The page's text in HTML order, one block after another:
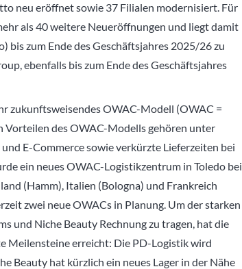
neu eröffnet sowie 37 Filialen modernisiert. Für
als 40 weitere Neueröffnungen und liegt damit
bis zum Ende des Geschäftsjahres 2025/26 zu
ebenfalls bis zum Ende des Geschäftsjahres
zukunftsweisendes OWAC-Modell (OWAC =
Vorteilen des OWAC-Modells gehören unter
E-Commerce sowie verkürzte Lieferzeiten bei
ein neues OWAC-Logistikzentrum in Toledo bei
(Hamm), Italien (Bologna) und Frankreich
zwei neue OWACs in Planung. Um der starken
und Niche Beauty Rechnung zu tragen, hat die
Meilensteine erreicht: Die PD-Logistik wird
Beauty hat kürzlich ein neues Lager in der Nähe